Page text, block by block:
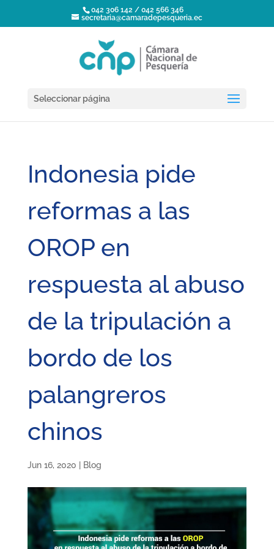
042 306 142 / 042 566 346
secretaria@camaradepesqueria.ec
Seleccionar página
Indonesia pide
reformas a las
OROP en
respuesta al abuso
de la tripulación a
bordo de los
palangreros
chinos
Jun 16, 2020 Blog